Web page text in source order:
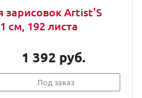
зарисовок Artist'S
см, 192 листа
1 392 руб.
Под заказ